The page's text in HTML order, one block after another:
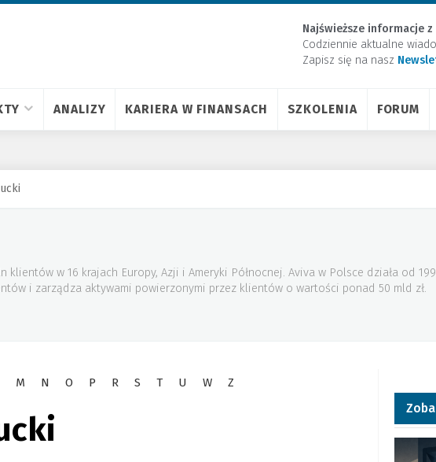
Najświeższe informacje
Codziennie aktualne
Zapisz się na nasz
ANALIZY KARIERA W FINANSACH SZKOLENIA FORUM
klientów w 16 krajach Europy, Azji i Ameryki Północnej. Aviva w Polsce działa od
i zarządza aktywami powierzonymi przez klientów o wartości ponad 50 mld zł.
M N O P R S T U W Z